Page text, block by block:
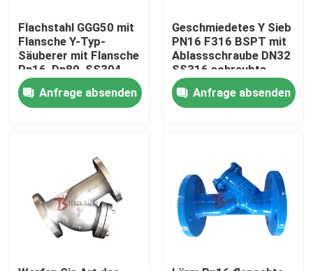
Produkte
Flachstahl GGG50 mit
Flansche Y-Typ-
Säuberer mit Flansche
Pn16, Dn80, SS304
Screen DI Körper für
Abwasser
Anfrage absenden
Geschmiedetes Y Sieb
PN16 F316 BSPT mit
Ablassschraube DN32
SS316 schraubte
Siebe
Anfrage absenden